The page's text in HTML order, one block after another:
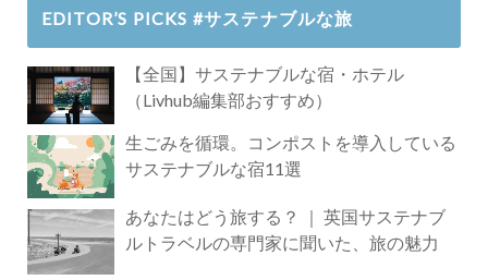
EDITOR’S PICKS #サステナブルな旅
【全国】サステナブルな宿・ホテル
（Livhub編集部おすすめ）
生ごみを循環。コンポストを導入している
サステナブルな宿11選
あなたはどう旅する？ ｜ 英国サステナブ
ルトラベルの専門家に聞いた、旅の魅力